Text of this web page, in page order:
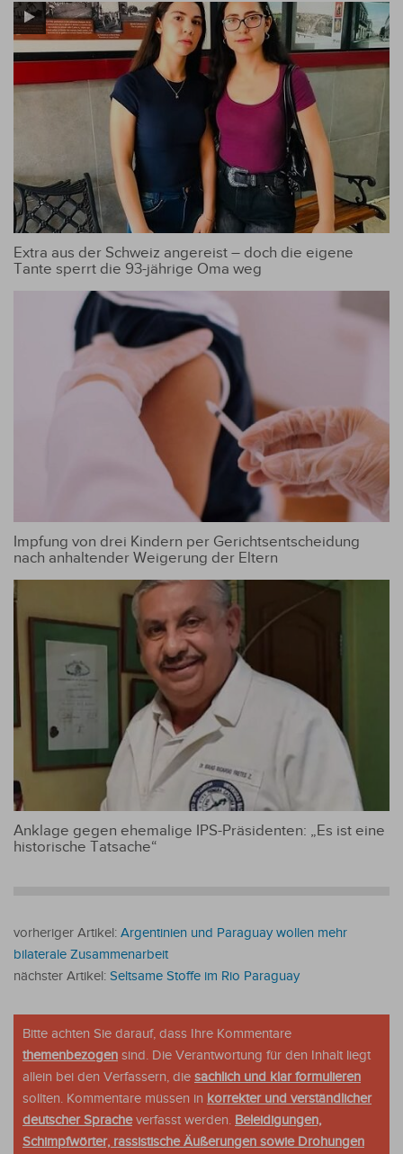
Extra aus der Schweiz angereist – doch die eigene
Tante sperrt die 93-jährige Oma weg
Impfung von drei Kindern per Gerichtsentscheidung
nach anhaltender Weigerung der Eltern
Anklage gegen ehemalige IPS-Präsidenten: „Es ist eine
historische Tatsache“
vorheriger Artikel: Argentinien und Paraguay wollen mehr
bilaterale Zusammenarbeit
nächster Artikel: Seltsame Stoffe im Rio Paraguay
Bitte achten Sie darauf, dass Ihre Kommentare
themenbezogen sind. Die Verantwortung für den Inhalt liegt
allein bei den Verfassern, die sachlich und klar formulieren
sollten. Kommentare müssen in korrekter und verständlicher
deutscher Spracheverfasst werden. Beleidigungen,
Schimpfwörter, rassistische Äußerungen sowie Drohungen